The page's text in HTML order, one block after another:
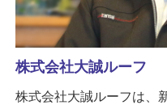
株式会社大誠ルーフ
株式会社大誠ルーフは、